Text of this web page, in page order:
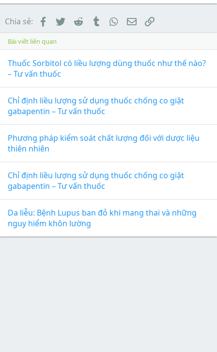
Chia sẻ: Facebook
TwitterReddit Tumblr WhatsApp
EmailLink
Bài viết liên quan
Thuốc Sorbitol có liều lượng dùng thuốc như thế nào?
– Tư vấn thuốc
Chỉ định liều lượng sử dụng thuốc chống co giật
gabapentin – Tư vấn thuốc
Phương pháp kiểm soát chất lượng đối với dược liệu
thiên nhiên
Chỉ định liều lượng sử dụng thuốc chống co giật
gabapentin – Tư vấn thuốc
Da liễu: Bệnh Lupus ban đỏ khi mang thai và những
nguy hiểm khôn lường